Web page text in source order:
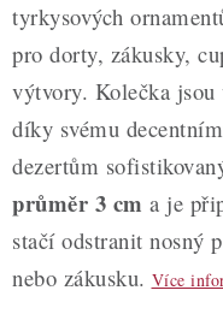
tyrkysových
pro dorty, zákusky,
výtvory. Kolečka jsou
díky svému
dezertům
průměr 3 cm a je
stačí odstranit nosný
nebo zákusku. Více